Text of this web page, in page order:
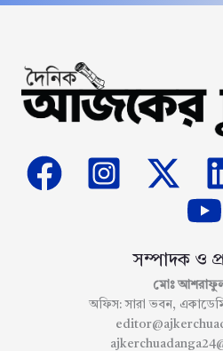
সম্পাদক ও
মোঃ
অফিস: সারা ভবন,